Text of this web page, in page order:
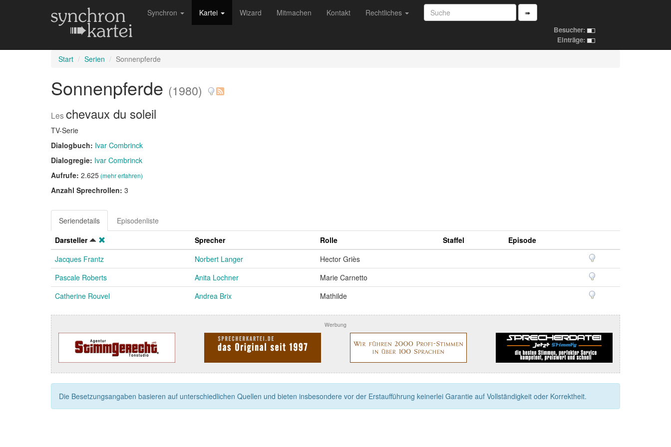
Synchron Kartei Wizard Mitmachen Kontakt Rechtliches ➠
Besucher:
Einträge:
Start Serien Sonnenpferde
Sonnenpferde (1980)
Les chevaux du soleil
TV-Serie
Dialogbuch: Ivar Combrinck
Dialogregie: Ivar Combrinck
Aufrufe: 2.625(mehr erfahren)
Anzahl Sprechrollen: 3
Seriendetails
Episodenliste
Darsteller
Sprecher Rolle Staffel
Episode
Jacques Frantz
Norbert Langer
Hector Griès
Pascale Roberts
Anita Lochner
Marie Carnetto
Catherine Rouvel
Andrea Brix Mathilde
Werbung
Die Besetzungsangaben basieren auf unterschiedlichen Quellen und bieten insbesondere vor der Erstaufführung keinerlei Garantie auf Vollständigkeit oder Korrektheit.